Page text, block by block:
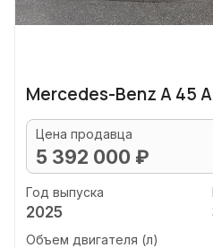
Mercedes-Benz A 45
Цена продавца
5 392 000 ₽
Год выпуска
2025
Объем двигателя (л)